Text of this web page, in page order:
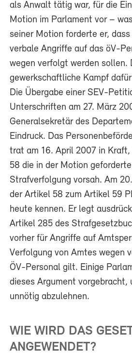
als Anwalt tätig war, für die
Motion im Parlament vor –
seiner Motion forderte er,
verbale Angriffe auf das öV-
wegen verfolgt werden sollen.
gewerkschaftliche Kampf
Die Übergabe einer SEV-
Unterschriften am 27. März
Generalsekretär des
Eindruck. Das
trat am 16. April 2007 in
58 die in der Motion
Strafverfolgung vorsah. Am
der Artikel 58 zum Artikel 59
heute kennen. Er legt
Artikel 285 des
vorher für Angriffe auf
Verfolgung von Amtes wegen
ÖV-Personal gilt. Einige
dieses Argument vorgebracht,
unnötig abzulehnen.
WIE WIRD DAS
ANGEWENDET?